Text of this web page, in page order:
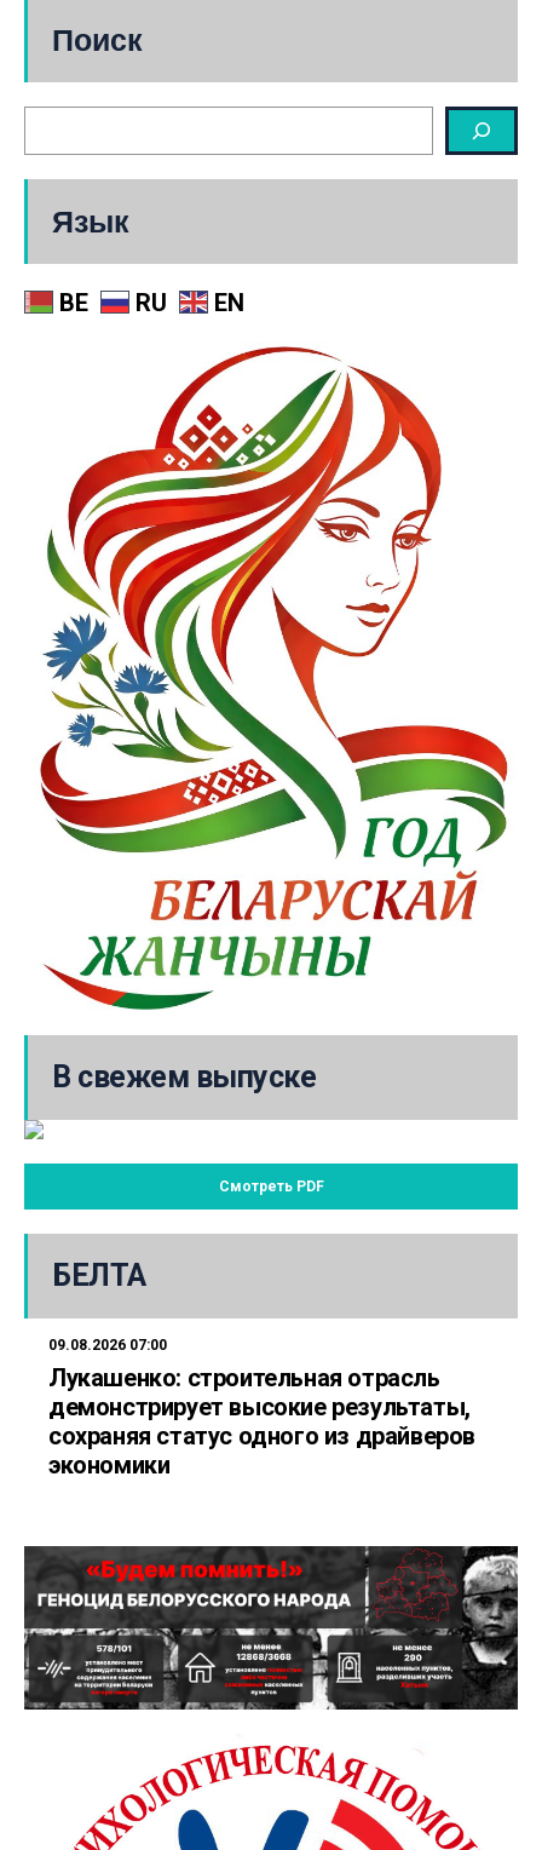
Поиск
Язык
BE RU EN
В свежем выпуске
Смотреть PDF
БЕЛТА
09.08.2026 07:00
Лукашенко: строительная отрасль
демонстрирует высокие результаты,
сохраняя статус одного из драйверов
экономики